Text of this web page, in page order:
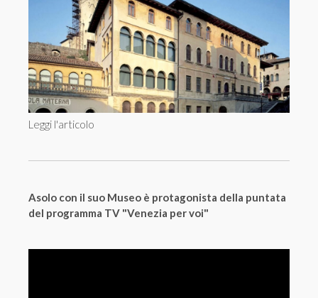
Leggi l'articolo
Asolo con il suo Museo è protagonista della puntata
del programma TV "Venezia per voi"